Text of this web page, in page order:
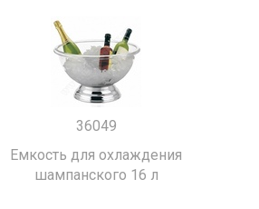
36049
Емкость для охлаждения
шампанского 16 л